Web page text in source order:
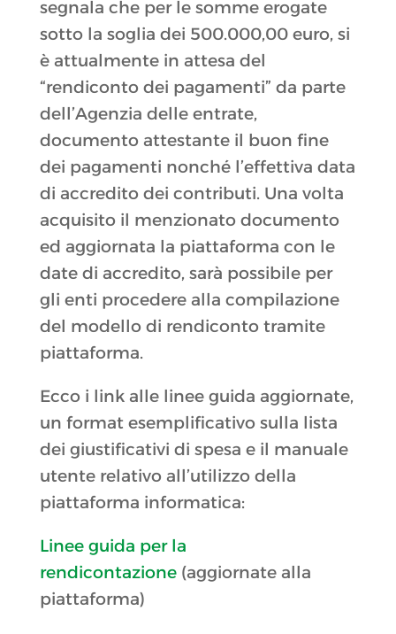
segnala che per le somme erogate
sotto la soglia dei 500.000,00 euro, si
è attualmente in attesa del
“rendiconto dei pagamenti” da parte
dell’Agenzia delle entrate,
documento attestante il buon fine
dei pagamenti nonché l’effettiva data
di accredito dei contributi. Una volta
acquisito il menzionato documento
ed aggiornata la piattaforma con le
date di accredito, sarà possibile per
gli enti procedere alla compilazione
del modello di rendiconto tramite
piattaforma.
Ecco i link alle linee guida aggiornate,
un format esemplificativo sulla lista
dei giustificativi di spesa e il manuale
utente relativo all’utilizzo della
piattaforma informatica:
Linee guida per la
rendicontazione(aggiornate alla
piattaforma)